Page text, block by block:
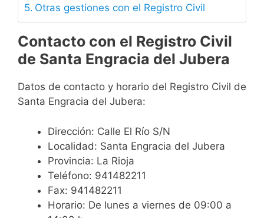
Otras gestiones con el Registro Civil
Contacto con el Registro Civil
de Santa Engracia del Jubera
Datos de contacto y horario del Registro Civil de
Santa Engracia del Jubera:
Dirección: Calle El Río S/N
Localidad: Santa Engracia del Jubera
Provincia: La Rioja
Teléfono: 941482211
Fax: 941482211
Horario: De lunes a viernes de 09:00 a